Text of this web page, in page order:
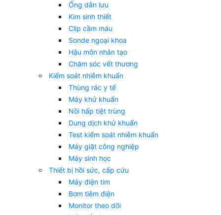
Ống dẫn lưu
Kim sinh thiết
Clip cầm máu
Sonde ngoại khoa
Hậu môn nhân tạo
Chăm sóc vết thương
Kiểm soát nhiễm khuẩn
Thùng rác y tế
Máy khử khuẩn
Nồi hấp tiệt trùng
Dung dịch khử khuẩn
Test kiểm soát nhiễm khuẩn
Máy giặt công nghiệp
Máy sinh học
Thiết bị hồi sức, cấp cứu
Máy điện tim
Bơm tiêm điện
Monitor theo dõi